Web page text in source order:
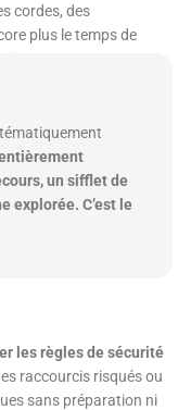
cordes, des
plus le temps de
un sifflet de
explorée. C’est le
les règles de sécurité
raccourcis risqués ou
sans préparation ni